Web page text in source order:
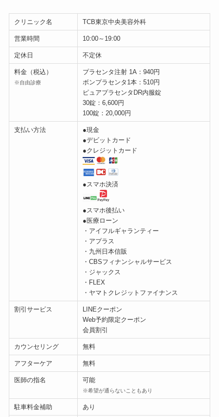
クリニック名 TCB東京中央美容外科
営業時間 10:00～19:00
定休日 不定休
料金（税込）
※自由診療
プラセンタ注射 1A：940円
ボンプラセンタ1本：510円
ピュアプラセンタDR内服錠
30錠：6,600円
100錠：20,000円
支払い方法
●現金
●デビットカード
●クレジットカード
●スマホ決済
●スマホ後払い
●医療ローン
・アイフルギャランティー
・アプラス
・九州日本信販
・CBSフィナンシャルサービス
・ジャックス
・FLEX
・ヤマトクレジットファイナンス
割引サービス
LINEクーポン
Web予約限定クーポン
会員割引
カウンセリング 無料
アフターケア 無料
医師の指名 可能
※希望が通らないこともあり
駐車料金補助 あり